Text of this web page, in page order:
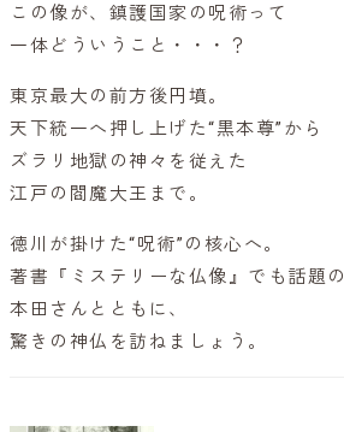
この像が、鎮護国家の呪術って
一体どういうこと・・・？
東京最大の前方後円墳。
天下統一へ押し上げた“黒本尊”から
ズラリ地獄の神々を従えた
江戸の閻魔大王まで。
徳川が掛けた“呪術”の核心へ。
著書『ミステリーな仏像』でも話題の
本田さんとともに、
驚きの神仏を訪ねましょう。